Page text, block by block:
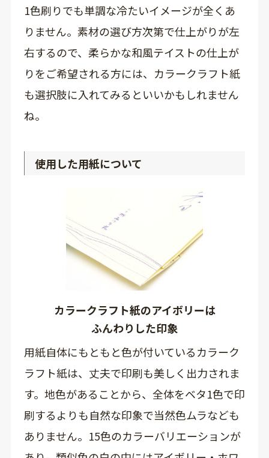
1色刷りでも単調な冷たいイメージが全くあ
りません。素材の選び方次第で仕上がりが左
右するので、柔らかな和風テイストの仕上が
りをご希望される方には、カラークラフト紙
も選択肢に入れてみるといいかもしれません
ね。
使用した用紙について
カラークラフト紙のアイボリーは
ふんわりした印象
用紙自体にもともと色が付いているカラーク
ラフト紙は、丈夫で印刷も美しく出力されま
す。地色があることから、全体をベタ1色で印
刷するよりも自然な印象で当然色ムラなども
ありません。15色のカラーバリエーションが